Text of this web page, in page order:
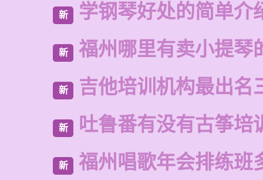
新 学钢琴好处的简单介
新 福州哪里有卖小提琴
新 吉他培训机构最出名
新 吐鲁番有没有古筝培
新 福州唱歌年会排练班